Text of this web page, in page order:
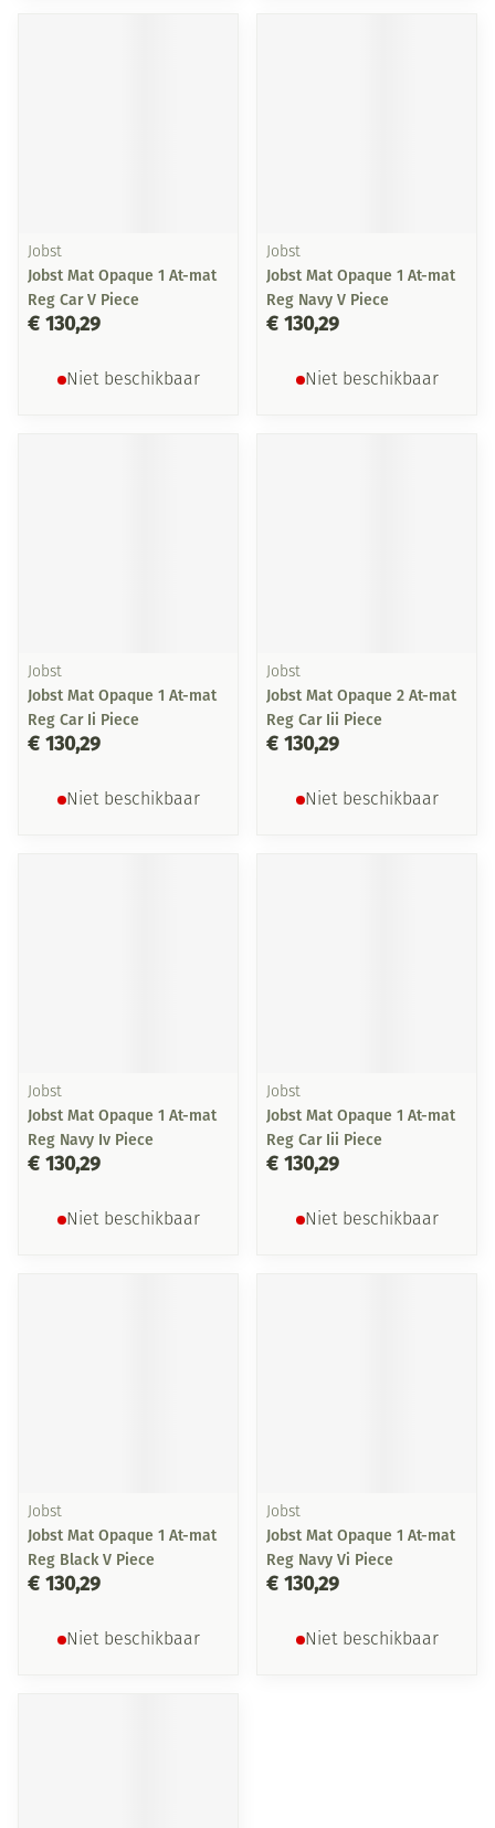
Jobst
Jobst Mat Opaque 1 At-mat
Reg Car V Piece
€ 130,29
Niet beschikbaar
Jobst
Jobst Mat Opaque 1 At-mat
Reg Navy V Piece
€ 130,29
Niet beschikbaar
Jobst
Jobst Mat Opaque 1 At-mat
Reg Car Ii Piece
€ 130,29
Niet beschikbaar
Jobst
Jobst Mat Opaque 2 At-mat
Reg Car Iii Piece
€ 130,29
Niet beschikbaar
Jobst
Jobst Mat Opaque 1 At-mat
Reg Navy Iv Piece
€ 130,29
Niet beschikbaar
Jobst
Jobst Mat Opaque 1 At-mat
Reg Car Iii Piece
€ 130,29
Niet beschikbaar
Jobst
Jobst Mat Opaque 1 At-mat
Reg Black V Piece
€ 130,29
Niet beschikbaar
Jobst
Jobst Mat Opaque 1 At-mat
Reg Navy Vi Piece
€ 130,29
Niet beschikbaar